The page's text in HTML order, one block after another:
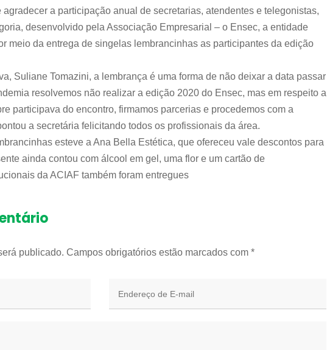
a participação anual de secretarias, atendentes e telegonistas,
desenvolvido pela Associação Empresarial – o Ensec, a entidade
meio da entrega de singelas lembrancinhas as participantes da edição
Suliane Tomazini, a lembrança é uma forma de não deixar a data passar
resolvemos não realizar a edição 2020 do Ensec, mas em respeito a
participava do encontro, firmamos parcerias e procedemos com a
a secretária felicitando todos os profissionais da área.
esteve a Ana Bella Estética, que ofereceu vale descontos para
ainda contou com álcool em gel, uma flor e um cartão de
da ACIAF também foram entregues
publicado. Campos obrigatórios estão marcados com *